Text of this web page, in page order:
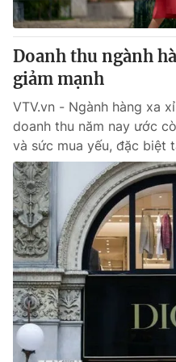
Doanh thu ngành
giảm mạnh
VTV.vn - Ngành hàng xa
doanh thu năm nay ước
và sức mua yếu, đặc biệt